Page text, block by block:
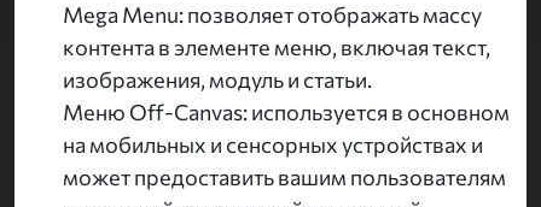
Mega Menu: позволяет отображать массу
контента в элементе меню, включая текст,
изображения, модуль и статьи.
Меню Off-Canvas: используется в основном
на мобильных и сенсорных устройствах и
может предоставить вашим пользователям